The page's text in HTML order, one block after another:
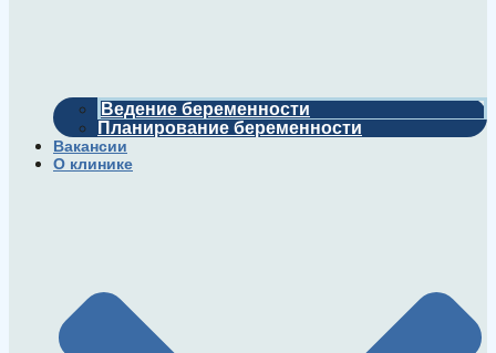
Ведение беременности
Планирование беременности
Вакансии
О клинике